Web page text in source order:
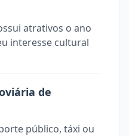
atrativos o ano
interesse cultural
de
público, táxi ou